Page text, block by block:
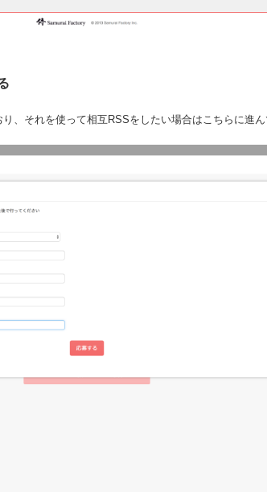
、それを使って相互RSSをしたい場合はこちらに進